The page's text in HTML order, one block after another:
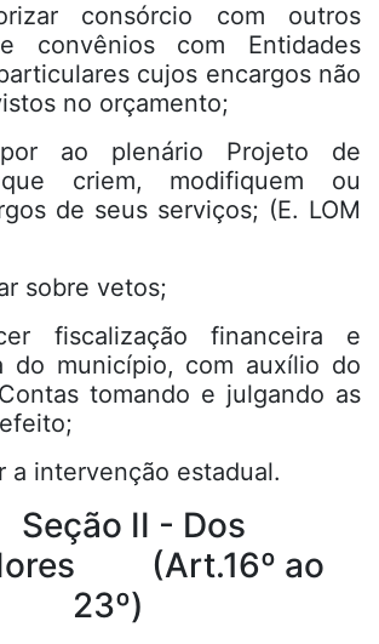
consórcio com outros
convênios com Entidades
cujos encargos não
no orçamento;
ao plenário Projeto de
criem, modifiquem ou
de seus serviços; (E. LOM
sobre vetos;
fiscalização financeira e
do município, com auxílio do
tomando e julgando as
a intervenção estadual.
II - Dos
(Art.16º ao
23º)